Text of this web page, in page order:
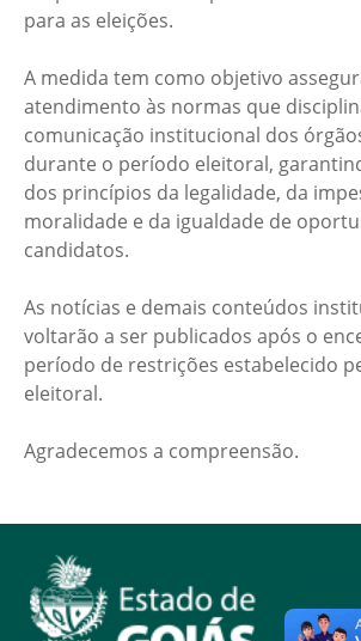
para as eleições.
A medida tem como objetivo
atendimento às normas que
comunicação institucional dos
durante o período eleitoral,
dos princípios da legalidade, da
moralidade e da igualdade de
candidatos.
As notícias e demais conteúdos
voltarão a ser publicados após o
período de restrições estabelecido
eleitoral.
Agradecemos a compreensão.